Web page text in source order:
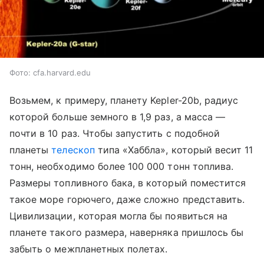
Фото: cfa.harvard.edu
Возьмем, к примеру, планету Kepler-20b, радиус
которой больше земного в 1,9 раз, а масса —
почти в 10 раз. Чтобы запустить с подобной
планетытелескоп типа «Хаббла», который весит 11
тонн, необходимо более 100 000 тонн топлива.
Размеры топливного бака, в который поместится
такое море горючего, даже сложно представить.
Цивилизации, которая могла бы появиться на
планете такого размера, наверняка пришлось бы
забыть о межпланетных полетах.